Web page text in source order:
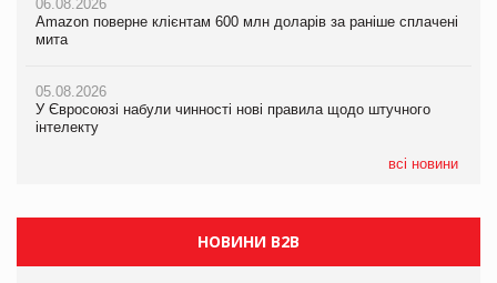
06.08.2026
Amazon поверне клієнтам 600 млн доларів за раніше сплачені
мита
05.08.2026
У Євросоюзі набули чинності нові правила щодо штучного
інтелекту
всі новини
05.08.2026
Смачне поповнення дитячого меню: у VARUS з’явилися
05.08.2026
Сергій Лісунов про заморожені хлібобулочні вироби на
05.08.2026
У Євросоюзі набули чинності нові правила щодо штучного
інтелекту
05.08.2026
Рекламна платформа вимагає від Google компенсацію за
втрату 6,9 трлн рекламних показів
НОВИНИ B2B